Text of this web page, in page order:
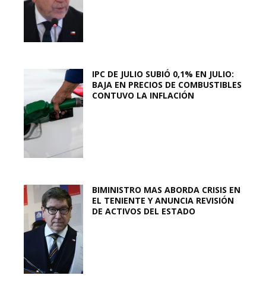
IPC DE JULIO SUBIÓ 0,1% EN JULIO:
BAJA EN PRECIOS DE COMBUSTIBLES
CONTUVO LA INFLACIÓN
BIMINISTRO MAS ABORDA CRISIS EN
EL TENIENTE Y ANUNCIA REVISIÓN
DE ACTIVOS DEL ESTADO